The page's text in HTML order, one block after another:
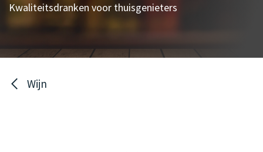
Kwaliteitsdranken voor thuisgenieters
Wijn